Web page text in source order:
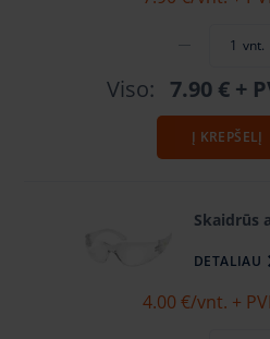
vnt.
Viso: 7.90 €+
Į KREPŠELĮ
Skaidrūs
DETALIAU
4.00 €/vnt. +